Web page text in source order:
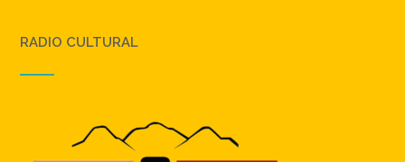
RADIO CULTURAL